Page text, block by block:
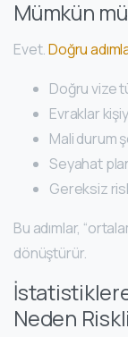
Mümkün
Evet.Doğru
Doğru vize
Evraklar
Mali durum
Seyahat
Gereksiz
Bu adımlar,
dönüştürür.
Neden